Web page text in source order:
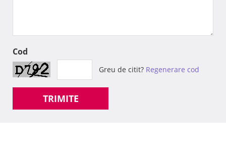
Cod
Greu de citit? Regenerare cod
TRIMITE